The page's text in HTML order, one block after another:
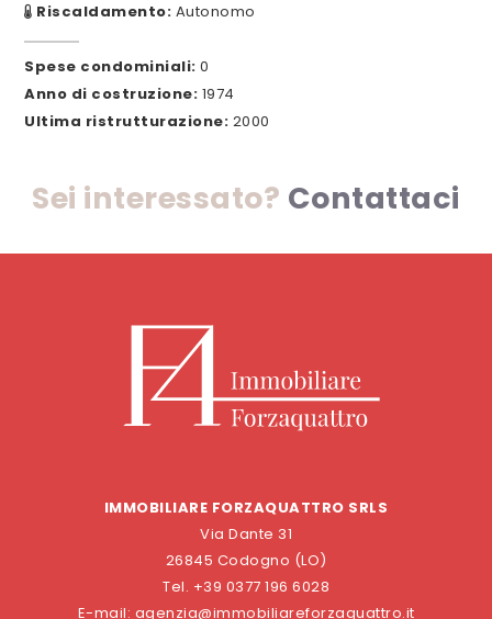
Riscaldamento: Autonomo
Spese condominiali: 0
Anno di costruzione: 1974
Ultima ristrutturazione: 2000
Sei interessato? Contattaci
IMMOBILIARE FORZAQUATTRO SRLS
Via Dante 31
26845 Codogno (LO)
Tel. +39 0377 196 6028
E-mail: agenzia@immobiliareforzaquattro.it